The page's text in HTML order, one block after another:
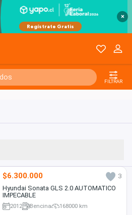
×
FILTRAR
$6.300.000
3
Hyundai Sonata GLS 2.0 AUTOMATICO
IMPECABLE
2012 Bencina 168000 km